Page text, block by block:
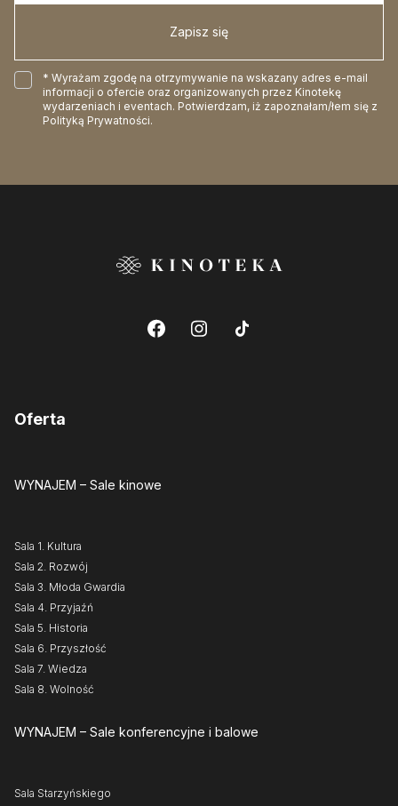
Zapisz się
* Wyrażam zgodę na otrzymywanie na wskazany adres e-mail
informacji o ofercie oraz organizowanych przez Kinotekę
wydarzeniach i eventach. Potwierdzam, iż zapoznałam/łem się z
Polityką Prywatności.
Oferta
WYNAJEM – Sale kinowe
Sala 1. Kultura
Sala 2. Rozwój
Sala 3. Młoda Gwardia
Sala 4. Przyjaźń
Sala 5. Historia
Sala 6. Przyszłość
Sala 7. Wiedza
Sala 8. Wolność
WYNAJEM – Sale konferencyjne i balowe
Sala Starzyńskiego